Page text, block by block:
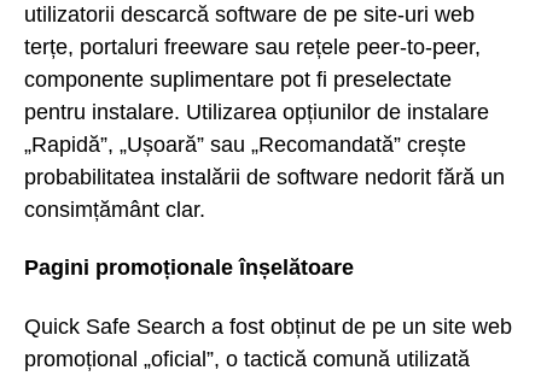
utilizatorii descarcă software de pe site-uri web
terțe, portaluri freeware sau rețele peer-to-peer,
componente suplimentare pot fi preselectate
pentru instalare. Utilizarea opțiunilor de instalare
„Rapidă”, „Ușoară” sau „Recomandată” crește
probabilitatea instalării de software nedorit fără un
consimțământ clar.
Pagini promoționale înșelătoare
Quick Safe Search a fost obținut de pe un site web
promoțional „oficial”, o tactică comună utilizată